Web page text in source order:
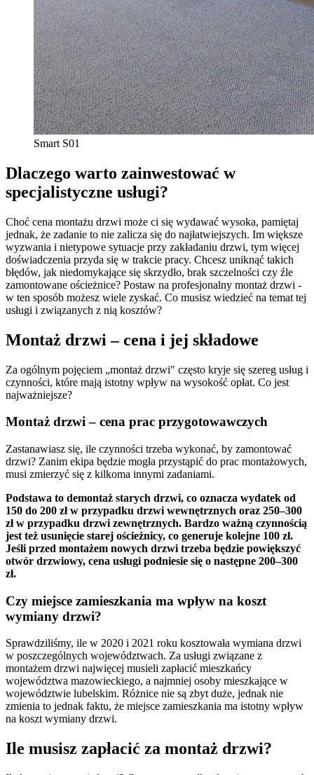
Smart S01
Dlaczego warto zainwestować w
specjalistyczne usługi?
Choć cena montażu drzwi może ci się wydawać wysoka, pamiętaj
jednak, że zadanie to nie zalicza się do najłatwiejszych. Im większe
wyzwania i nietypowe sytuacje przy zakładaniu drzwi, tym więcej
doświadczenia przyda się w trakcie pracy. Chcesz uniknąć takich
błędów, jak niedomykające się skrzydło, brak szczelności czy źle
zamontowane ościeżnice? Postaw na profesjonalny montaż drzwi -
w ten sposób możesz wiele zyskać. Co musisz wiedzieć na temat tej
usługi i związanych z nią kosztów?
Montaż drzwi – cena i jej składowe
Za ogólnym pojęciem „montaż drzwi" często kryje się szereg usług i
czynności, które mają istotny wpływ na wysokość opłat. Co jest
najważniejsze?
Montaż drzwi – cena prac przygotowawczych
Zastanawiasz się, ile czynności trzeba wykonać, by zamontować
drzwi? Zanim ekipa będzie mogła przystąpić do prac montażowych,
musi zmierzyć się z kilkoma innymi zadaniami.
Podstawa to demontaż starych drzwi, co oznacza wydatek od
150 do 200 zł w przypadku drzwi wewnętrznych oraz 250–300
zł w przypadku drzwi zewnętrznych. Bardzo ważną czynnością
jest też usunięcie starej ościeżnicy, co generuje kolejne 100 zł.
Jeśli przed montażem nowych drzwi trzeba będzie powiększyć
otwór drzwiowy, cena usługi podniesie się o następne 200–300
zł.
Czy miejsce zamieszkania ma wpływ na koszt
wymiany drzwi?
Sprawdziliśmy, ile w 2020 i 2021 roku kosztowała wymiana drzwi
w poszczególnych województwach. Za usługi związane z
montażem drzwi najwięcej musieli zapłacić mieszkańcy
województwa mazowieckiego, a najmniej osoby mieszkające w
województwie lubelskim. Różnice nie są zbyt duże, jednak nie
zmienia to jednak faktu, że miejsce zamieszkania ma istotny wpływ
na koszt wymiany drzwi.
Ile musisz zapłacić za montaż drzwi?